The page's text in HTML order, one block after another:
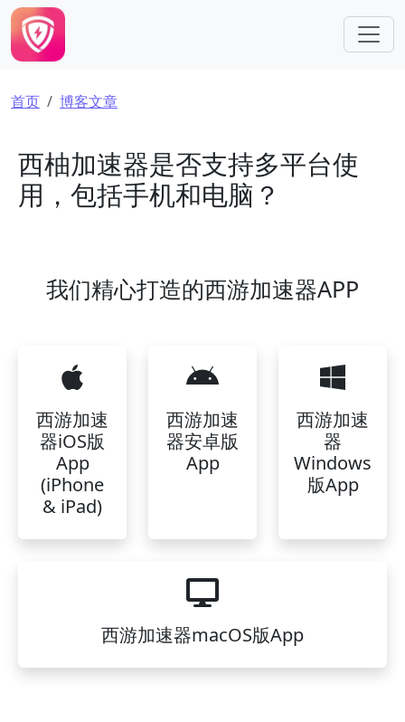
跳转到主要内容
面包屑
首页 博客文章
西柚加速器是否支持多平台使
用，包括手机和电脑？
我们精心打造的西游加速器APP
西游加速
器iOS版
App
(iPhone
& iPad)
西游加速
器安卓版
App
西游加速
器
Windows
版App
西游加速器macOS版App